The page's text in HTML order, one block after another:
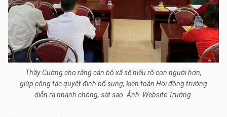
Thầy Cường cho rằng cán bộ xã sẽ hiểu rõ con người hơn,
giúp công tác quyết định bổ sung, kiện toàn Hội đồng trường
diễn ra nhanh chóng, sát sao. Ảnh: Website Trường.